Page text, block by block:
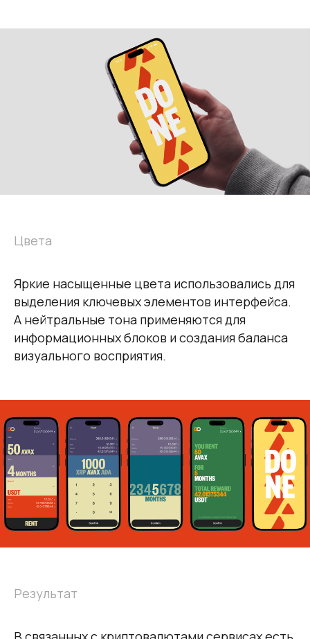
Цвета
Яркие насыщенные цвета использовались для
выделения ключевых элементов интерфейса.
А нейтральные тона применяются для
информационных блоков и создания баланса
визуального восприятия.
Результат
Свяжитесь
с нами
LinkedIn Medium Behance Dribbble